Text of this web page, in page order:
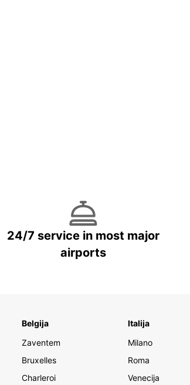
24/7 service in most major
airports
Belgija
Zaventem
Bruxelles
Charleroi
Italija
Milano
Roma
Venecija